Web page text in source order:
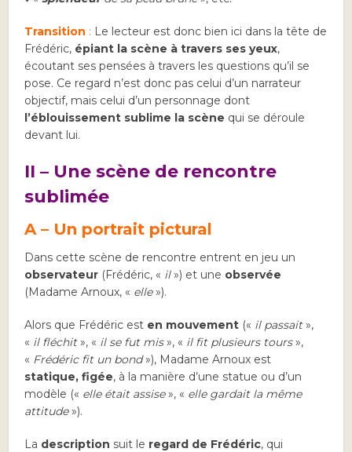
Transition : Le lecteur est donc bien ici dans la tête de
Frédéric, épiant la scène à travers ses yeux,
écoutant ses pensées à travers les questions qu’il se
pose. Ce regard n’est donc pas celui d’un narrateur
objectif, mais celui d’un personnage dont
l’éblouissement sublime la scène qui se déroule
devant lui.
II – Une scène de rencontre
sublimée
A – Un portrait pictural
Dans cette scène de rencontre entrent en jeu un
observateur (Frédéric, « il») et une observée
(Madame Arnoux, « elle»).
Alors que Frédéric est en mouvement (« il passait»,
« il fléchit», « il se fut mis», « il fit plusieurs tours»,
« Frédéric fit un bond»), Madame Arnoux est
statique, figée, à la manière d’une statue ou d’un
modèle (« elle était assise», « elle gardait la même
attitude»).
La description suit le regard de Frédéric, qui